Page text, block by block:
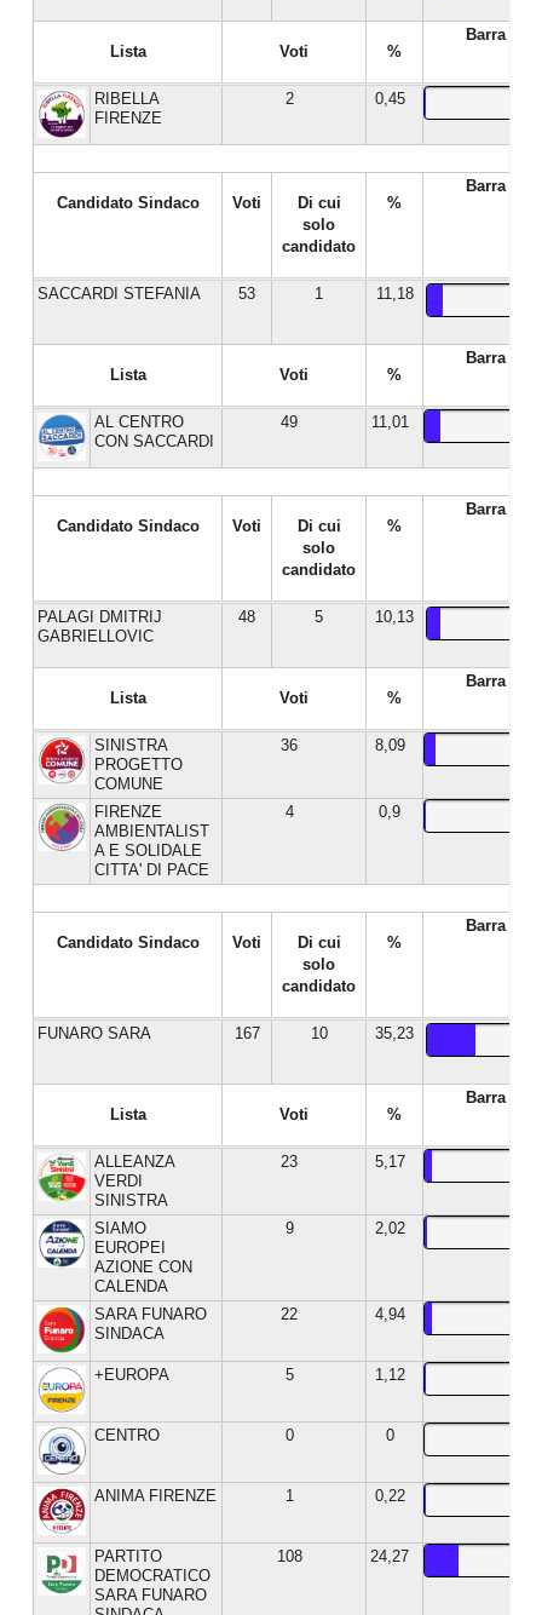
Lista Voti %
Barra %
RIBELLA
FIRENZE
2 0,45
Candidato Sindaco Voti
Di cui
solo
candidato
%
Barra %
SACCARDI STEFANIA 53 1 11,18
Lista Voti %
Barra %
AL CENTRO
CON SACCARDI
49 11,01
Candidato Sindaco Voti
Di cui
solo
candidato
%
Barra %
PALAGI DMITRIJ
GABRIELLOVIC
48 5 10,13
Lista Voti %
Barra %
SINISTRA
PROGETTO
COMUNE
36 8,09
FIRENZE
AMBIENTALIST
A E SOLIDALE
CITTA' DI PACE
4 0,9
Candidato Sindaco Voti
Di cui
solo
candidato
%
Barra %
FUNARO SARA 167 10 35,23
Lista Voti %
Barra %
ALLEANZA
VERDI
SINISTRA
23 5,17
SIAMO
EUROPEI
AZIONE CON
CALENDA
9 2,02
SARA FUNARO
SINDACA
22 4,94
+EUROPA 5 1,12
CENTRO 0 0
ANIMA FIRENZE 1 0,22
PARTITO
DEMOCRATICO
SARA FUNARO
108 24,27